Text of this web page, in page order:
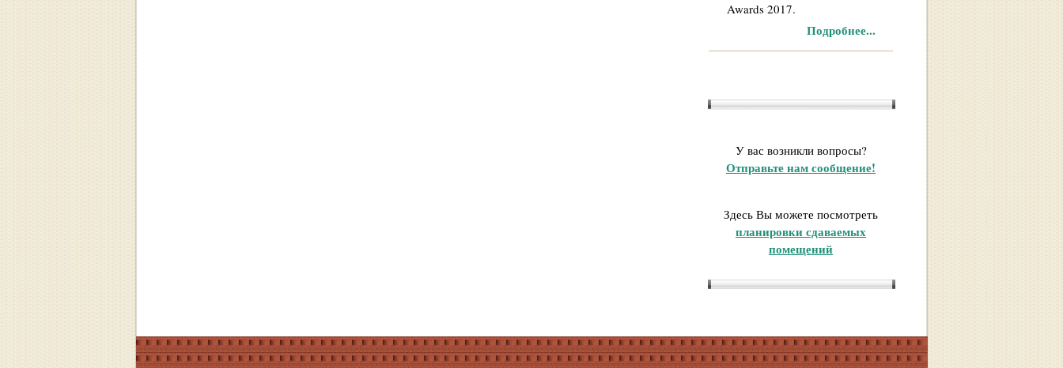
Awards 2017.
Подробнее...
У вас возникли вопросы?
Отправьте нам сообщение!
Здесь Вы можете посмотреть
планировки сдаваемых
помещений